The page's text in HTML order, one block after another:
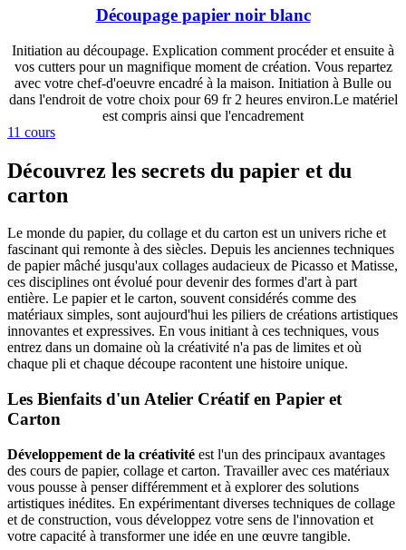
Découpage papier noir blanc
Initiation au découpage. Explication comment procéder et ensuite à
vos cutters pour un magnifique moment de création. Vous repartez
avec votre chef-d'oeuvre encadré à la maison. Initiation à Bulle ou
dans l'endroit de votre choix pour 69 fr 2 heures environ.Le matériel
est compris ainsi que l'encadrement
11 cours
Découvrez les secrets du papier et du
carton
Le monde du papier, du collage et du carton est un univers riche et
fascinant qui remonte à des siècles. Depuis les anciennes techniques
de papier mâché jusqu'aux collages audacieux de Picasso et Matisse,
ces disciplines ont évolué pour devenir des formes d'art à part
entière. Le papier et le carton, souvent considérés comme des
matériaux simples, sont aujourd'hui les piliers de créations artistiques
innovantes et expressives. En vous initiant à ces techniques, vous
entrez dans un domaine où la créativité n'a pas de limites et où
chaque pli et chaque découpe racontent une histoire unique.
Les Bienfaits d'un Atelier Créatif en Papier et
Carton
Développement de la créativité est l'un des principaux avantages
des cours de papier, collage et carton. Travailler avec ces matériaux
vous pousse à penser différemment et à explorer des solutions
artistiques inédites. En expérimentant diverses techniques de collage
et de construction, vous développez votre sens de l'innovation et
votre capacité à transformer une idée en une œuvre tangible.